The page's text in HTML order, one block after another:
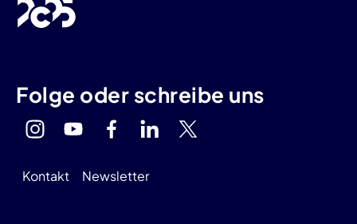
Folge oder schreibe uns
Kontakt Newsletter